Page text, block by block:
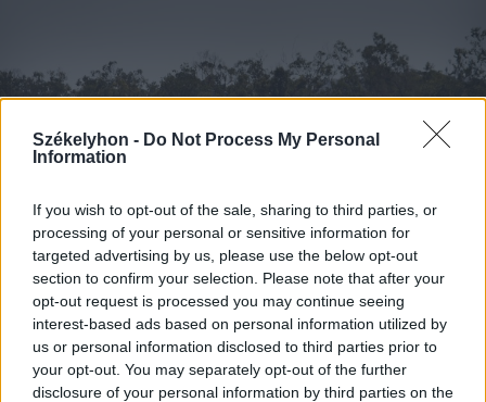
Székelyhon - Do Not Process My Personal
Information
If you wish to opt-out of the sale, sharing to third parties, or
processing of your personal or sensitive information for
targeted advertising by us, please use the below opt-out
section to confirm your selection. Please note that after your
opt-out request is processed you may continue seeing
interest-based ads based on personal information utilized by
us or personal information disclosed to third parties prior to
your opt-out. You may separately opt-out of the further
disclosure of your personal information by third parties on the
2026. augusztus 08., szombat
Románia irányából érkező ukrán
csalidrón robbant fel Bulgáriában –
frissítve